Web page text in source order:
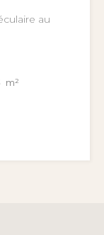
au
m²